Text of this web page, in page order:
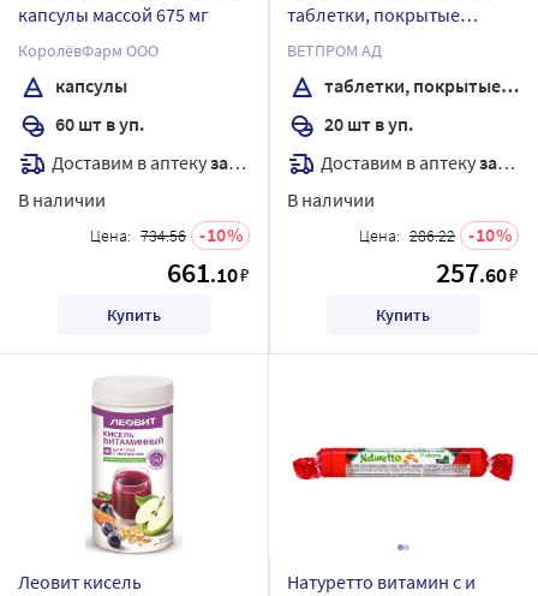
капсулы массой 675 мг
КоролёвФарм ООО
капсулы
60 шт в уп.
Доставим в аптекузавтра
В наличии
Цена: 734.56 10
661.10₽
Купить
таблетки, покрытые
пленочной оболочкой
массой 1440 мг
ВЕТПРОМ АД
таблетки, покрытые пленочной оболочкой
20 шт в уп.
Доставим в аптекузавтра
В наличии
Цена: 286.22 10
257.60₽
Купить
Леовит кисель
Натуретто витамин с и